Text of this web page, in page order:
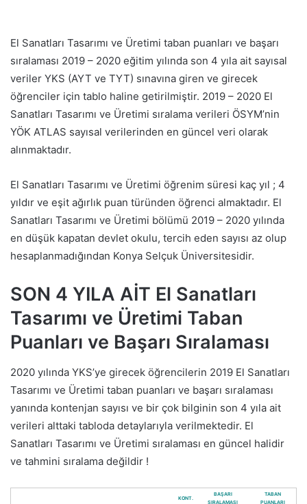
El Sanatları Tasarımı ve Üretimi taban puanları ve başarı
sıralaması 2019 – 2020 eğitim yılında son 4 yıla ait sayısal
veriler YKS (AYT ve TYT) sınavına giren ve girecek
öğrenciler için tablo haline getirilmiştir. 2019 – 2020 El
Sanatları Tasarımı ve Üretimi sıralama verileri ÖSYM’nin
YÖK ATLAS sayısal verilerinden en güncel veri olarak
alınmaktadır.
El Sanatları Tasarımı ve Üretimi öğrenim süresi kaç yıl ; 4
yıldır ve eşit ağırlık puan türünden öğrenci almaktadır. El
Sanatları Tasarımı ve Üretimi bölümü 2019 – 2020 yılında
en düşük kapatan devlet okulu, tercih eden sayısı az olup
hesaplanmadığından Konya Selçuk Üniversitesidir.
SON 4 YILA AİT El Sanatları
Tasarımı ve Üretimi Taban
Puanları ve Başarı Sıralaması
2020 yılında YKS’ye girecek öğrencilerin 2019 El Sanatları
Tasarımı ve Üretimi taban puanları ve başarı sıralaması
yanında kontenjan sayısı ve bir çok bilginin son 4 yıla ait
verileri alttaki tabloda detaylarıyla verilmektedir. El
Sanatları Tasarımı ve Üretimi sıralaması en güncel halidir
ve tahmini sıralama değildir !
KONT.
BAŞARI
SIRALAMASI
TABAN
PUANLARI